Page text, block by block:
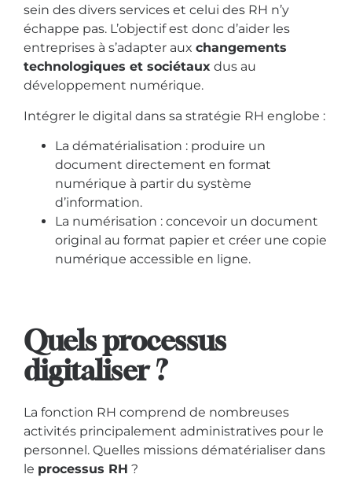
sein des divers services et celui des RH n’y
échappe pas. L’objectif est donc d’aider les
entreprises à s’adapter aux changements
technologiques et sociétaux dus au
développement numérique.
Intégrer le digital dans sa stratégie RH englobe :
La dématérialisation : produire un
document directement en format
numérique à partir du système
d’information.
La numérisation : concevoir un document
original au format papier et créer une copie
numérique accessible en ligne.
Quels processus
digitaliser ?
La fonction RH comprend de nombreuses
activités principalement administratives pour le
personnel. Quelles missions dématérialiser dans
le processus RH ?